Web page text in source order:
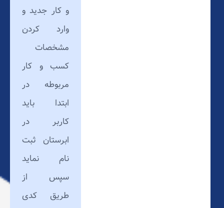
و کار جدید و
وارد کردن
مشخصات
کسب و کار
مربوطه در
ابتدا باید
کاربر در
ابرستان ثبت
نام نماید
سپس از
طریق کدی